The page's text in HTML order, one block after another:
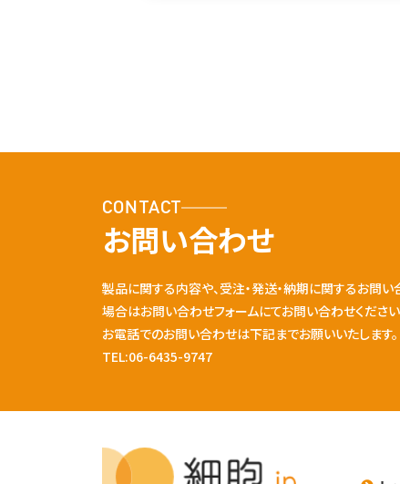
CONTACT
お問い合わせ
製品に関する内容や、受注・発送・納期に関するお問
場合はお問い合わせフォームにてお問い合わせください
お電話でのお問い合わせは下記までお願いいたします。
TEL:06-6435-9747